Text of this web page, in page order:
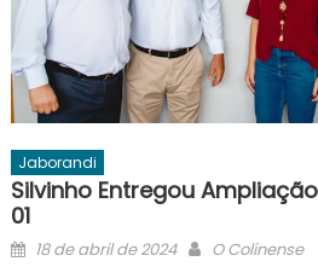
Jaborandi
Silvinho Entregou Ampliação
01
Posted
18 de abril de 2024 Author
O Colinense